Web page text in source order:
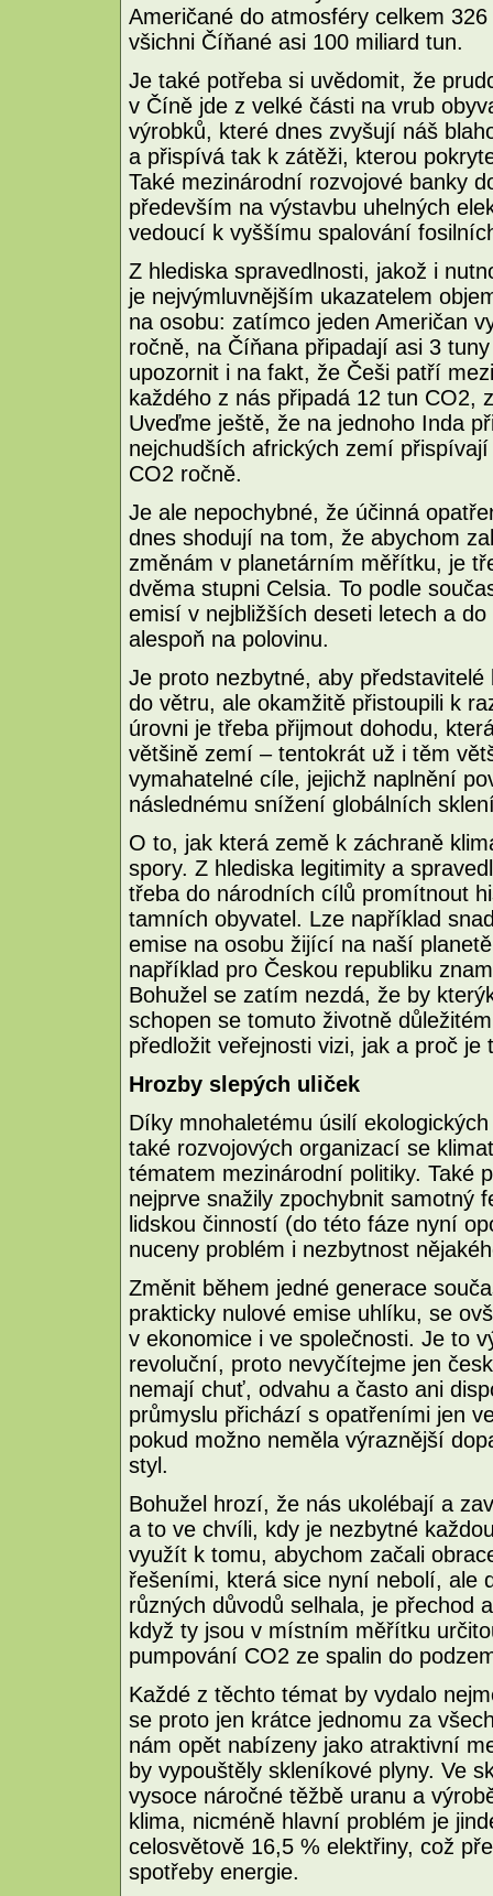
Američané do atmosféry celkem
všichni Číňané asi 100 miliard tun.
Je také potřeba si uvědomit, že
v Číně jde z velké části na vrub
výrobků, které dnes zvyšují náš
a přispívá tak k zátěži, kterou
Také mezinárodní rozvojové banky
především na výstavbu uhelných
vedoucí k vyššímu spalování
Z hlediska spravedlnosti, jakož i
je nejvýmluvnějším ukazatelem
na osobu: zatímco jeden Američan
ročně, na Číňana připadají asi 3
upozornit i na fakt, že Češi patří
každého z nás připadá 12 tun CO2,
Uveďme ještě, že na jednoho Inda
nejchudších afrických zemí
CO2 ročně.
Je ale nepochybné, že účinná
dnes shodují na tom, že abychom
změnám v planetárním měřítku, je
dvěma stupni Celsia. To podle
emisí v nejbližších deseti letech a
alespoň na polovinu.
Je proto nezbytné, aby
do větru, ale okamžitě přistoupili k
úrovni je třeba přijmout dohodu,
většině zemí – tentokrát už i těm
vymahatelné cíle, jejichž naplnění
následnému snížení globálních
O to, jak která země k záchraně
spory. Z hlediska legitimity a
třeba do národních cílů promítnout
tamních obyvatel. Lze například
emise na osobu žijící na naší
například pro Českou republiku
Bohužel se zatím nezdá, že by
schopen se tomuto životně
předložit veřejnosti vizi, jak a proč je
Hrozby slepých uliček
Díky mnohaletému úsilí
také rozvojových organizací se
tématem mezinárodní politiky. Také
nejprve snažily zpochybnit samotný
lidskou činností (do této fáze nyní
nuceny problém i nezbytnost
Změnit během jedné generace
prakticky nulové emise uhlíku, se
v ekonomice i ve společnosti. Je to
revoluční, proto nevyčítejme jen
nemají chuť, odvahu a často ani
průmyslu přichází s opatřeními jen
pokud možno neměla výraznější
styl.
Bohužel hrozí, že nás ukolébají a
a to ve chvíli, kdy je nezbytné
využít k tomu, abychom začali
řešeními, která sice nyní nebolí, ale
různých důvodů selhala, je přechod
když ty jsou v místním měřítku
pumpování CO2 ze spalin do
Každé z těchto témat by vydalo
se proto jen krátce jednomu za
nám opět nabízeny jako atraktivní
by vypouštěly skleníkové plyny. Ve
vysoce náročné těžbě uranu a
klima, nicméně hlavní problém je
celosvětově 16,5 % elektřiny, což
spotřeby energie.